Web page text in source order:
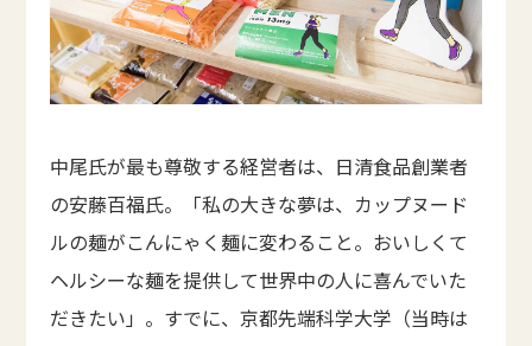
中尾氏が最も尊敬する経営者は、日清食品創業者
の安藤百福氏。「私の大きな夢は、カップヌード
ルの麺がこんにゃく麺に変わること。おいしくて
ヘルシーな麺を提供して世界中の人に喜んでいた
だきたい」。すでに、京都先端科学大学（当時は